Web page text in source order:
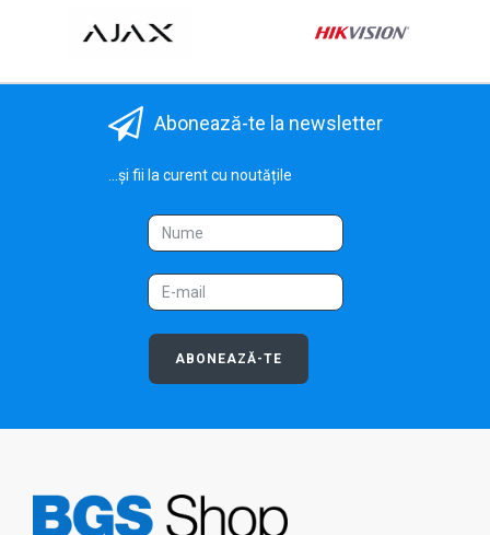
Abonează-te la newsletter
...și fii la curent cu noutățile
ABONEAZĂ-TE